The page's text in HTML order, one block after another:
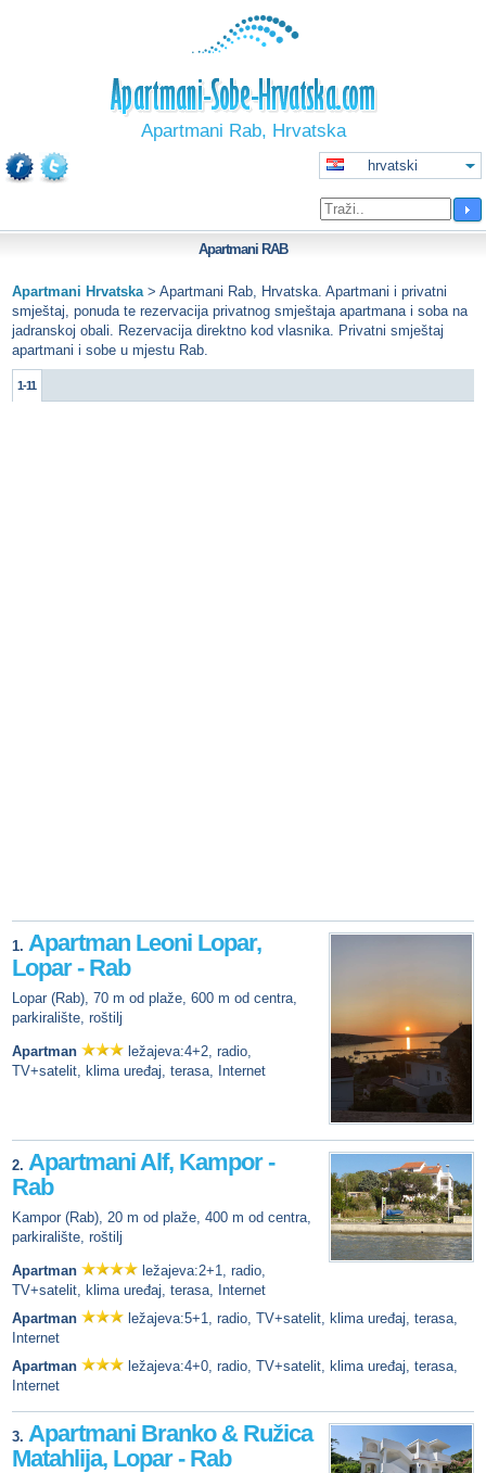
Apartmani Rab, Hrvatska
hrvatski
Apartmani RAB
Apartmani Hrvatska> Apartmani Rab, Hrvatska. Apartmani i privatni
smještaj, ponuda te rezervacija privatnog smještaja apartmana i soba na
jadranskoj obali. Rezervacija direktno kod vlasnika. Privatni smještaj
apartmani i sobe u mjestu Rab.
1-11
1. Apartman Leoni Lopar,
Lopar - Rab
Lopar (Rab), 70 m od plaže, 600 m od centra,
parkiralište, roštilj
Apartman
ležajeva:4+2, radio,
TV+satelit, klima uređaj, terasa, Internet
2. Apartmani Alf, Kampor -
Rab
Kampor (Rab), 20 m od plaže, 400 m od centra,
parkiralište, roštilj
Apartman
ležajeva:2+1, radio,
TV+satelit, klima uređaj, terasa, Internet
Apartman
ležajeva:5+1, radio, TV+satelit, klima uređaj, terasa,
Internet
Apartman
ležajeva:4+0, radio, TV+satelit, klima uređaj, terasa,
Internet
3. Apartmani Branko & Ružica
Matahlija, Lopar - Rab